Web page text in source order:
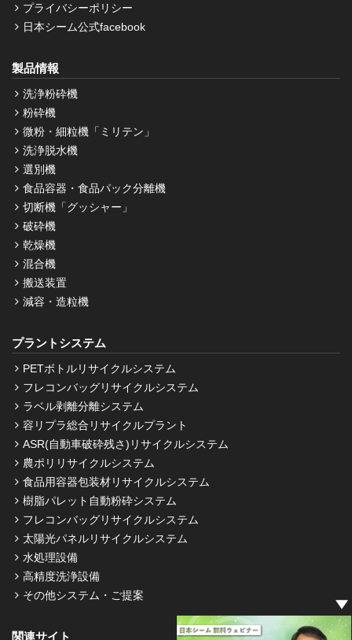
プライバシーポリシー
日本シーム公式facebook
製品情報
洗浄粉砕機
粉砕機
微粉・細粒機「ミリテン」
洗浄脱水機
選別機
食品容器・食品パック分離機
切断機「グッシャー」
破砕機
乾燥機
混合機
搬送装置
減容・造粒機
プラントシステム
PETボトルリサイクルシステム
フレコンバッグリサイクルシステム
ラベル剥離分離システム
容リプラ総合リサイクルプラント
ASR(自動車破砕残さ)リサイクルシステム
農ポリリサイクルシステム
食品用容器包装材リサイクルシステム
樹脂パレット自動粉砕システム
フレコンバッグリサイクルシステム
太陽光パネルリサイクルシステム
水処理設備
高精度洗浄設備
その他システム・ご提案
関連サイト